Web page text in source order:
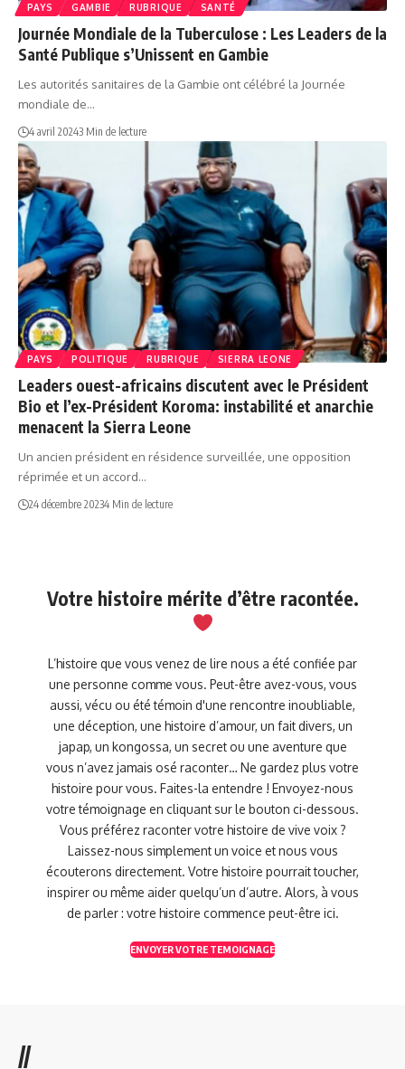
PAYS GAMBIE RUBRIQUE SANTÉ
Journée Mondiale de la Tuberculose : Les Leaders de la
Santé Publique s’Unissent en Gambie
Les autorités sanitaires de la Gambie ont célébré la Journée
mondiale de…
4 avril 20243 Min de lecture
PAYS POLITIQUE RUBRIQUE SIERRA LEONE
Leaders ouest-africains discutent avec le Président
Bio et l’ex-Président Koroma: instabilité et anarchie
menacent la Sierra Leone
Un ancien président en résidence surveillée, une opposition
réprimée et un accord…
24 décembre 20234 Min de lecture
Votre histoire mérite d’être racontée.
L’histoire que vous venez de lire nous a été confiée par
une personne comme vous. Peut-être avez-vous, vous
aussi, vécu ou été témoin d'une rencontre inoubliable,
une déception, une histoire d’amour, un fait divers, un
japap, un kongossa, un secret ou une aventure que
vous n’avez jamais osé raconter… Ne gardez plus votre
histoire pour vous. Faites-la entendre ! Envoyez-nous
votre témoignage en cliquant sur le bouton ci-dessous.
Vous préférez raconter votre histoire de vive voix ?
Laissez-nous simplement un voice et nous vous
écouterons directement. Votre histoire pourrait toucher,
inspirer ou même aider quelqu’un d’autre. Alors, à vous
de parler : votre histoire commence peut-être ici.
ENVOYER VOTRE TEMOIGNAGE
//